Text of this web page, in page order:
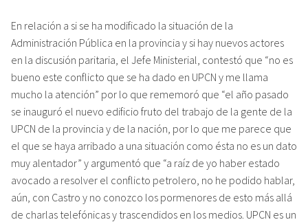
En relación a si se ha modificado la situación de la
Administración Pública en la provincia y si hay nuevos actores
en la discusión paritaria, el Jefe Ministerial, contestó que “no es
bueno este conflicto que se ha dado en UPCN y me llama
mucho la atención” por lo que rememoró que “el año pasado
se inauguró el nuevo edificio fruto del trabajo de la gente de la
UPCN de la provincia y de la nación, por lo que me parece que
el que se haya arribado a una situación como ésta no es un dato
muy alentador” y argumentó que “a raíz de yo haber estado
avocado a resolver el conflicto petrolero, no he podido hablar,
aún, con Castro y no conozco los pormenores de esto más allá
de charlas telefónicas y trascendidos en los medios. UPCN es un